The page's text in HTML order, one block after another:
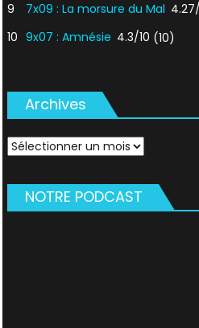
9
7x09 : La morsure du Mal
10 9x07 : Amnésie 4.3/10 (10)
Archives
Archives
NOTRE PODCAST